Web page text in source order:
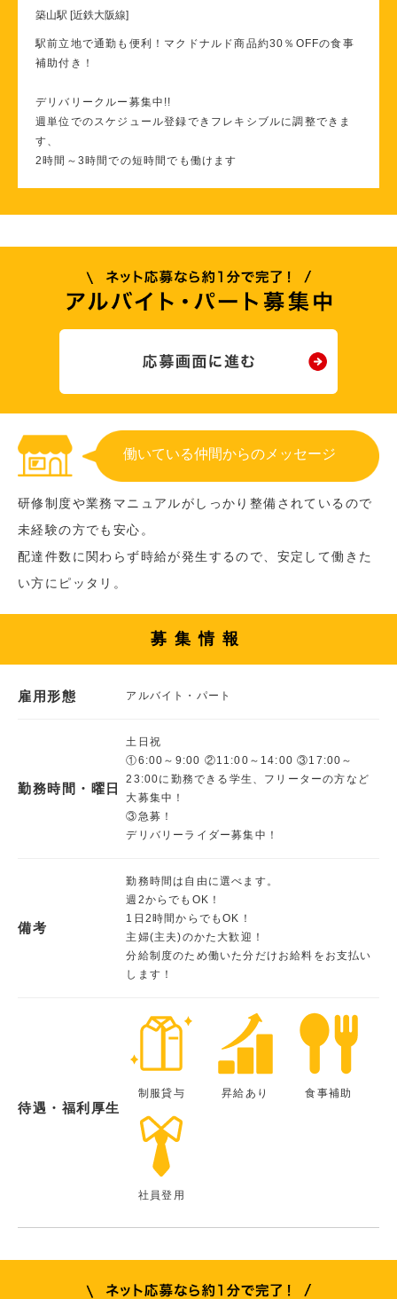
築山駅 [近鉄大阪線]
駅前立地で通勤も便利！マクドナルド商品約30％OFFの食事
補助付き！
デリバリークルー募集中!!
週単位でのスケジュール登録できフレキシブルに調整できま
す、
2時間～3時間での短時間でも働けます
働いている仲間からのメッセージ
研修制度や業務マニュアルがしっかり整備されているので
未経験の方でも安心。
配達件数に関わらず時給が発生するので、安定して働きた
い方にピッタリ。
募集情報
雇用形態 アルバイト・パート
勤務時間・曜日
土日祝
①6:00～9:00 ②11:00～14:00 ③17:00～
23:00に勤務できる学生、フリーターの方など
大募集中！
③急募！
デリバリーライダー募集中！
備考
勤務時間は自由に選べます。
週2からでもOK！
1日2時間からでもOK！
主婦(主夫)のかた大歓迎！
分給制度のため働いた分だけお給料をお支払い
します！
待遇・福利厚生
制服貸与 昇給あり 食事補助
社員登用